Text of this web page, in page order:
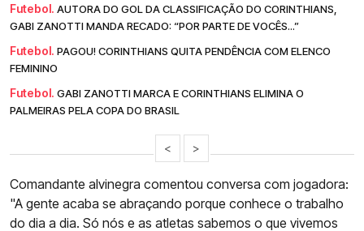
Futebol. AUTORA DO GOL DA CLASSIFICAÇÃO DO CORINTHIANS,
GABI ZANOTTI MANDA RECADO: “POR PARTE DE VOCÊS...”
Futebol. PAGOU! CORINTHIANS QUITA PENDÊNCIA COM ELENCO
FEMININO
Futebol. GABI ZANOTTI MARCA E CORINTHIANS ELIMINA O
PALMEIRAS PELA COPA DO BRASIL
< >
Comandante alvinegra comentou conversa com jogadora:
"A gente acaba se abraçando porque conhece o trabalho
do dia a dia. Só nós e as atletas sabemos o que vivemos